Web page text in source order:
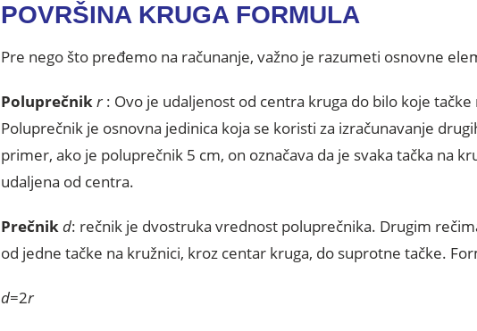
POVRŠINA KRUGA FORMULA
Pre nego što pređemo na računanje, važno je razumeti osnovne
Poluprečnikr: Ovo je udaljenost od centra kruga do bilo koje tačke
Poluprečnik je osnovna jedinica koja se koristi za izračunavanje
primer, ako je poluprečnik 5 cm, on označava da je svaka tačka na
udaljena od centra.
Prečnikd: rečnik je dvostruka vrednost poluprečnika. Drugim
od jedne tačke na kružnici, kroz centar kruga, do suprotne tačke.
d=2r